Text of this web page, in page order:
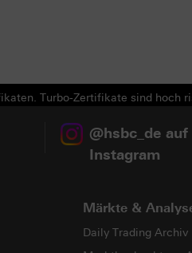
Turbo-Zertifikate sind
@hsbc_de auf
Instagram
Märkte &
Daily Trading Archiv